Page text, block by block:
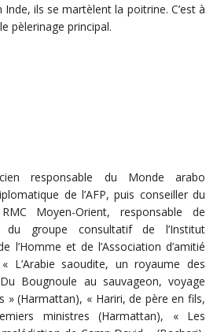
ils se martèlent la poitrine. C’est à
pèlerinage principal.
responsable du Monde arabo
de l’AFP, puis conseiller du
Moyen-Orient, responsable de
du groupe consultatif de l’Institut
l’Homme et de l’Association d’amitié
L’Arabie saoudite, un royaume des
Bougnoule au sauvageon, voyage
» (Harmattan), « Hariri, de père en fils,
ministres (Harmattan), « Les